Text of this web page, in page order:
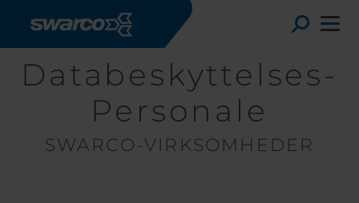
Databeskyttelses-
Personale
SWARCO-VIRKSOMHEDER